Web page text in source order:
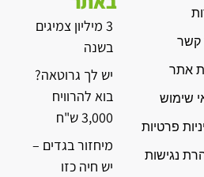
קשר
אתר
שימוש
פרטיות
נגישות
3 מיליון צמיגים
בשנה
יש לך גרוטאה?
בוא להרוויח
3,000 ש"ח
מיחזור בגדים –
יש חיה כזו